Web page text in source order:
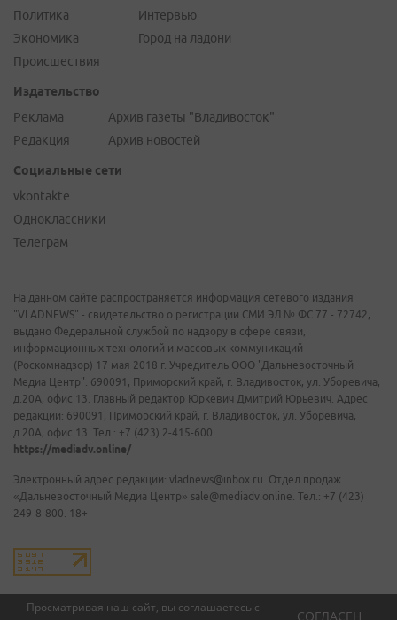
Просматривая наш сайт, вы соглашаетесь с
СОГЛАСЕН
Политика
Экономика
Происшествия
Интервью
Город на ладони
Издательство
Реклама
Редакция
Архив газеты "Владивосток"
Архив новостей
Социальные сети
vkontakte
Одноклассники
Телеграм
На данном сайте распространяется информация сетевого издания
"VLADNEWS" - свидетельство о регистрации СМИ ЭЛ № ФС 77 - 72742,
выдано Федеральной службой по надзору в сфере связи,
информационных технологий и массовых коммуникаций
(Роскомнадзор) 17 мая 2018 г. Учредитель ООО "Дальневосточный
Медиа Центр". 690091, Приморский край, г. Владивосток, ул. Уборевича,
д.20А, офис 13. Главный редактор Юркевич Дмитрий Юрьевич. Адрес
редакции: 690091, Приморский край, г. Владивосток, ул. Уборевича,
д.20А, офис 13. Тел.: +7 (423) 2-415-600.
https://mediadv.online/
Электронный адрес редакции: vladnews@inbox.ru. Отдел продаж
«Дальневосточный Медиа Центр» sale@mediadv.online. Тел.: +7 (423)
249-8-800. 18+